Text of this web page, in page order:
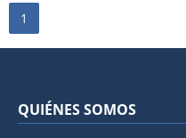
1
QUIÉNES SOMOS